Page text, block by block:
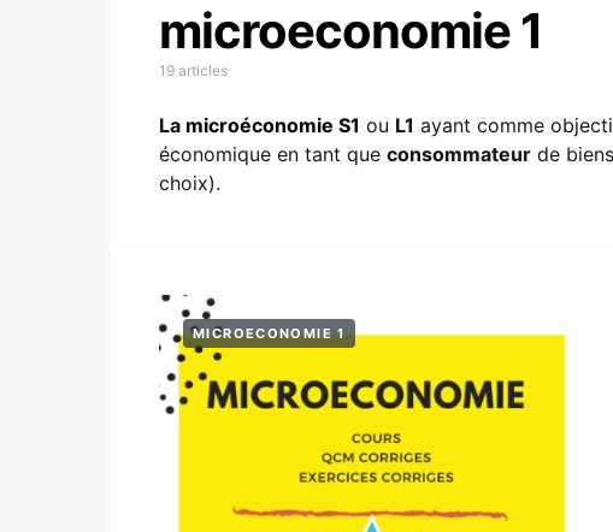
microeconomie 1
19 articles
La microéconomie S1 ou L1 ayant comme
économique en tant que consommateur de
choix).
MICROECONOMIE 1